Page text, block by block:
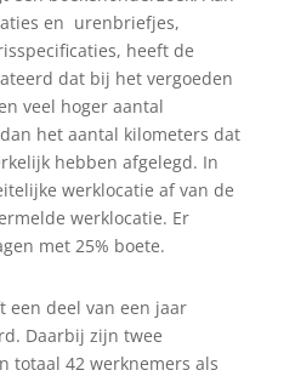
en urenbriefjes,
heeft de
dat bij het vergoeden
veel hoger aantal
het aantal kilometers dat
hebben afgelegd. In
werklocatie af van de
werklocatie. Er
met 25% boete.
een deel van een jaar
Daarbij zijn twee
totaal 42 werknemers als